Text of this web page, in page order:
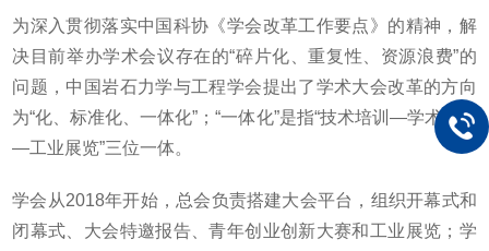
为深入贯彻落实中国科协《学会改革工作要点》的精神，解
决目前举办学术会议存在的“碎 片化、重复性、资源浪费”的
问题，中国岩石力学与工程学会提出了学术大会改革的方向
为“化、标准化、一体化”；“一体化”是指“技术培训—学术报告
—工业展览”三位一体。
学会从2018年开始，总会负责搭建大会平台，组织开幕式和
闭幕式、大会特邀报告、青年创业创新大赛和工业展览；学